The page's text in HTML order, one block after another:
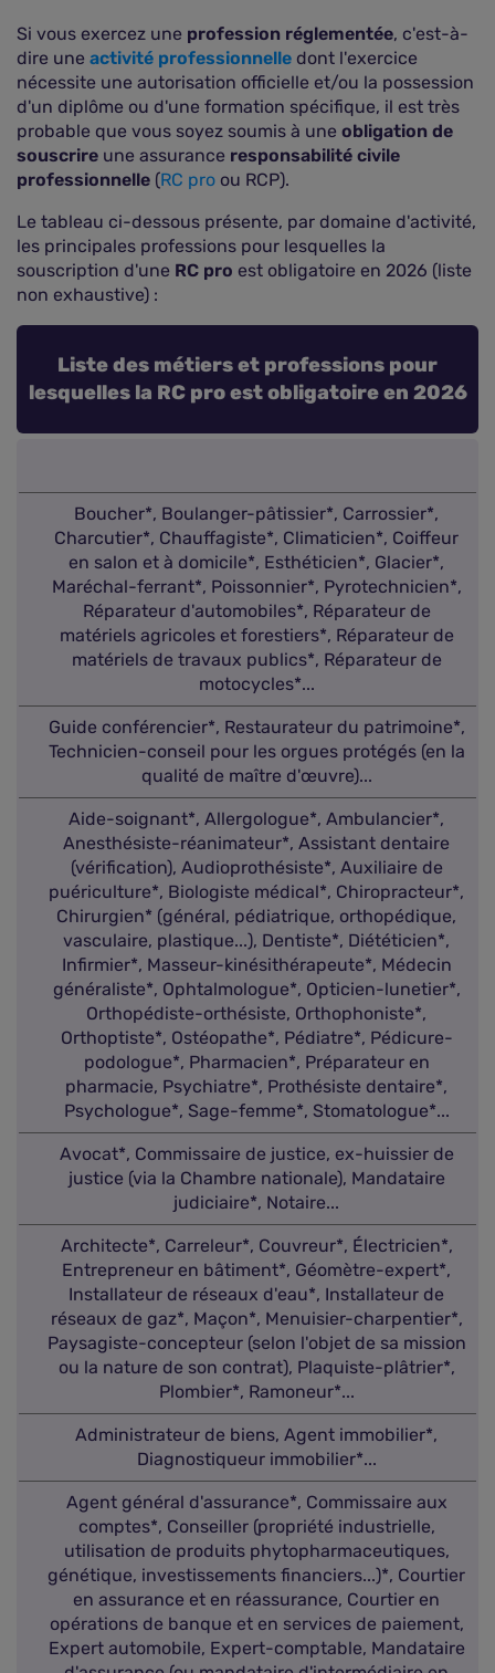
Si vous exercez une profession réglementée, c'est-à-
dire une activité professionnelle dont l'exercice
nécessite une autorisation officielle et/ou la possession
d'un diplôme ou d'une formation spécifique, il est très
probable que vous soyez soumis à une obligation de
souscrire une assurance responsabilité civile
professionnelle (RC pro ou RCP).
Le tableau ci-dessous présente, par domaine d'activité,
les principales professions pour lesquelles la
souscription d'une RC pro est obligatoire en 2026 (liste
non exhaustive) :
Liste des métiers et professions pour
lesquelles la RC pro est obligatoire en 2026
Boucher*, Boulanger-pâtissier*, Carrossier*,
Charcutier*, Chauffagiste*, Climaticien*, Coiffeur
en salon et à domicile*, Esthéticien*, Glacier*,
Maréchal-ferrant*, Poissonnier*, Pyrotechnicien*,
Réparateur d'automobiles*, Réparateur de
matériels agricoles et forestiers*, Réparateur de
matériels de travaux publics*, Réparateur de
motocycles*...
Guide conférencier*, Restaurateur du patrimoine*,
Technicien-conseil pour les orgues protégés (en la
qualité de maître d'œuvre)...
Aide-soignant*, Allergologue*, Ambulancier*,
Anesthésiste-réanimateur*, Assistant dentaire
(vérification), Audioprothésiste*, Auxiliaire de
puériculture*, Biologiste médical*, Chiropracteur*,
Chirurgien* (général, pédiatrique, orthopédique,
vasculaire, plastique...), Dentiste*, Diététicien*,
Infirmier*, Masseur-kinésithérapeute*, Médecin
généraliste*, Ophtalmologue*, Opticien-lunetier*,
Orthopédiste-orthésiste, Orthophoniste*,
Orthoptiste*, Ostéopathe*, Pédiatre*, Pédicure-
podologue*, Pharmacien*, Préparateur en
pharmacie, Psychiatre*, Prothésiste dentaire*,
Psychologue*, Sage-femme*, Stomatologue*...
Avocat*, Commissaire de justice, ex-huissier de
justice (via la Chambre nationale), Mandataire
judiciaire*, Notaire...
Architecte*, Carreleur*, Couvreur*, Électricien*,
Entrepreneur en bâtiment*, Géomètre-expert*,
Installateur de réseaux d'eau*, Installateur de
réseaux de gaz*, Maçon*, Menuisier-charpentier*,
Paysagiste-concepteur (selon l'objet de sa mission
ou la nature de son contrat), Plaquiste-plâtrier*,
Plombier*, Ramoneur*...
Administrateur de biens, Agent immobilier*,
Diagnostiqueur immobilier*...
Agent général d'assurance*, Commissaire aux
comptes*, Conseiller (propriété industrielle,
utilisation de produits phytopharmaceutiques,
génétique, investissements financiers...)*, Courtier
en assurance et en réassurance, Courtier en
opérations de banque et en services de paiement,
Expert automobile, Expert-comptable, Mandataire